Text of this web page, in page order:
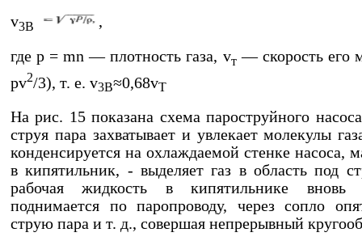
v3B ,
где р = mn — плотность газа, vт— скорость его
pv2/3), т. е. v3B≈0,68vT
На рис. 15 показана схема пароструйного
струя пара захватывает и увлекает молекулы
конденсируется на охлаждаемой стенке насоса,
в кипятильник, - выделяет газ в область под
рабочая жидкость в кипятильнике вновь
поднимается по паропроводу, через сопло
струю пара и т. д., совершая непрерывный